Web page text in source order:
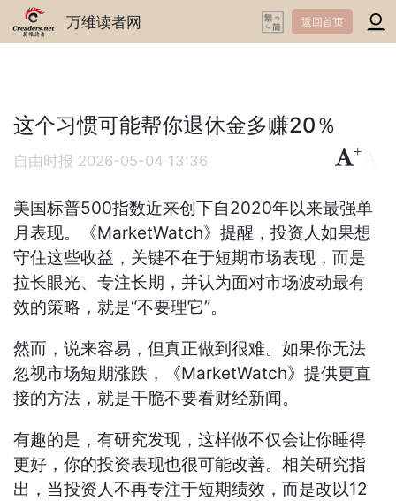
万维读者网 返回首页
这个习惯可能帮你退休金多赚20％
自由时报 2026-05-04 13:36
+
美国标普500指数近来创下自2020年以来最强单
月表现。《MarketWatch》提醒，投资人如果想
守住这些收益，关键不在于短期市场表现，而是
拉长眼光、专注长期，并认为面对市场波动最有
效的策略，就是“不要理它”。
然而，说来容易，但真正做到很难。如果你无法
忽视市场短期涨跌，《MarketWatch》提供更直
接的方法，就是干脆不要看财经新闻。
有趣的是，有研究发现，这样做不仅会让你睡得
更好，你的投资表现也很可能改善。相关研究指
出，当投资人不再专注于短期绩效，而是改以12